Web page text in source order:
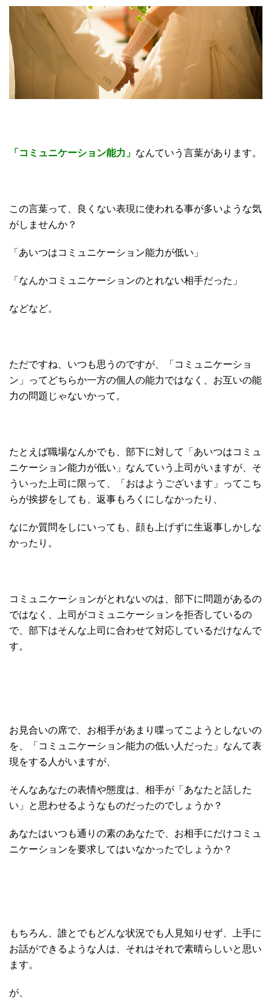
「コミュニケーション能力」 なんていう言葉があります。
この言葉って、良くない表現に使われる事が多いような気
がしませんか？
「あいつはコミュニケーション能力が低い」
「なんかコミュニケーションのとれない相手だった」
などなど。
ただですね、いつも思うのですが、「コミュニケーショ
ン」ってどちらか一方の個人の能力ではなく、お互いの能
力の問題じゃないかって。
たとえば職場なんかでも、部下に対して「あいつはコミュ
ニケーション能力が低い」なんていう上司がいますが、そ
ういった上司に限って、「おはようございます」ってこち
らが挨拶をしても、返事もろくにしなかったり、
なにか質問をしにいっても、顔も上げずに生返事しかしな
かったり。
コミュニケーションがとれないのは、部下に問題があるの
ではなく、上司がコミュニケーションを拒否しているの
で、部下はそんな上司に合わせて対応しているだけなんで
す。
お見合いの席で、お相手があまり喋ってこようとしないの
を、「コミュニケーション能力の低い人だった」なんて表
現をする人がいますが、
そんなあなたの表情や態度は、相手が「あなたと話した
い」と思わせるようなものだったのでしょうか？
あなたはいつも通りの素のあなたで、お相手にだけコミュ
ニケーションを要求してはいなかったでしょうか？
もちろん、誰とでもどんな状況でも人見知りせず、上手に
お話ができるような人は、それはそれで素晴らしいと思い
ます。
が、